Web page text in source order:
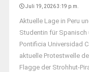
Juli 19, 2026 3:19 p.m.
Aktuelle Lage in Peru
Studentin für
Pontificia Universidad
aktuelle Protestwelle
Flagge der Strohhut-